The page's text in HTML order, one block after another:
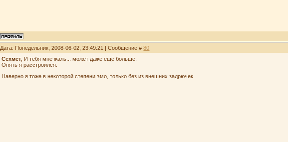
Дата: Понедельник, 2008-06-02, 23:49:21 | Сообщение #80
Сехмет , И тебя мне жаль... может даже ещё больше.
Опять я расстроился.
Наверно я тоже в некоторой степени эмо, только без из внешних задрючек.